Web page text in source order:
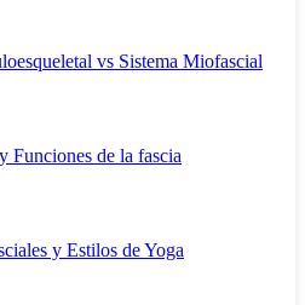
vs Sistema Miofascial
Funciones de la fascia
y Estilos de Yoga